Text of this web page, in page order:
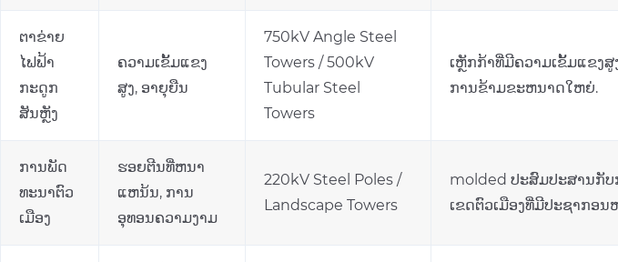
ຕາຂ່າຍ
ໄຟຟ້າ
ກະດູກ
ສັນຫຼັງ
ຄວາມເຂັ້ມແຂງ
ສູງ, ອາຍຸຍືນ
750kV Angle Steel
Towers / 500kV
Tubular Steel
Towers
ເຫຼັກກ້າທີ່ມີຄວາມເຂັ້ມແຂງ
ການຂ້າມຂະຫນາດໃຫຍ່.
ການ​ພັດ​
ທະ​ນາ​ຕົວ​
ເມືອງ​
ຮອຍຕີນທີ່ຫນາ
ແຫນ້ນ, ການ
ອຸທອນຄວາມງາມ
220kV Steel Poles /
Landscape Towers
molded ປະສົມປະສານກັ
ເຂດຕົວເມືອງທີ່ມີປະຊາກອ